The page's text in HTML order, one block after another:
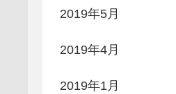
2019年5月
2019年4月
2019年1月